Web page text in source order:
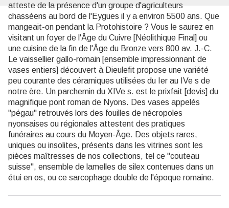
atteste de la présence d'un groupe d'agriculteurs
chasséens au bord de l'Eygues il y a environ 5500 ans. Que
mangeait-on pendant la Protohistoire ? Vous le saurez en
visitant un foyer de l'Âge du Cuivre [Néolithique Final] ou
une cuisine de la fin de l'Âge du Bronze vers 800 av. J.-C.
Le vaissellier gallo-romain [ensemble impressionnant de
vases entiers] découvert à Dieulefit propose une variété
peu courante des céramiques utilisées du Ier au IVe s de
notre ère. Un parchemin du XIVe s. est le prixfait [devis] du
magnifique pont roman de Nyons. Des vases appelés
"pégau" retrouvés lors des fouilles de nécropoles
nyonsaises ou régionales attestent des pratiques
funéraires au cours du Moyen-Âge. Des objets rares,
uniques ou insolites, présents dans les vitrines sont les
pièces maîtresses de nos collections, tel ce "couteau
suisse", ensemble de lamelles de silex contenues dans un
étui en os, ou ce sarcophage double de l'époque romaine.